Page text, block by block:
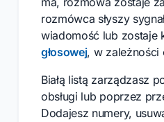
rozmówca słyszy
wiadomość lub zostaje
głosowej, w zależności
Białą listą zarządzasz
obsługi lub poprzez
Dodajesz numery,